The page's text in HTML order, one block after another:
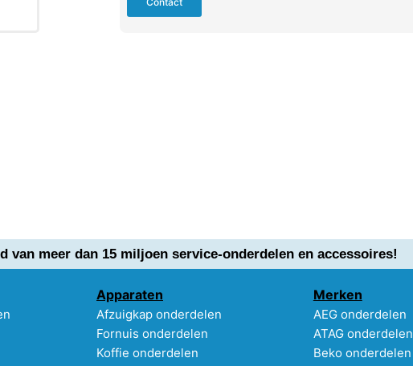
van meer dan 15 miljoen service-onderdelen en accessoires!
Apparaten
Afzuigkap onderdelen
Fornuis onderdelen
Koffie onderdelen
Merken
AEG onderdelen
ATAG onderdelen
Beko onderdelen